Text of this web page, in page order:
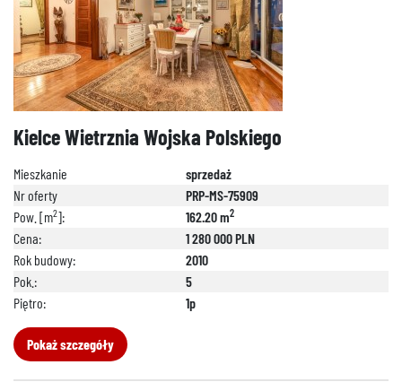
Kielce Wietrznia Wojska Polskiego
Mieszkanie
sprzedaż
Nr oferty
PRP-MS-75909
Pow. [m2]: 162.20 m2
Cena:
1 280 000 PLN
Rok budowy:
2010
Pok.:
5
Piętro:
1p
Pokaż szczegóły